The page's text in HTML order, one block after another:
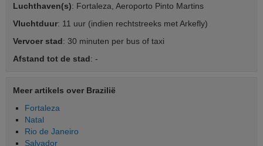
Luchthaven(s): Fortaleza, Aeroporto Pinto Martins
Vluchtduur: 11 uur (indien rechtstreeks met Arkefly)
Vervoer stad: 30 minuten per bus of taxi
Afstand tot de stad: -
Meer artikels over Brazilië
Fortaleza
Natal
Rio de Janeiro
Salvador